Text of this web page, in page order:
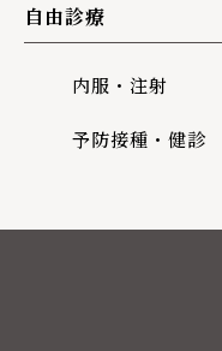
自由診療
内服・注射
予防接種・健診